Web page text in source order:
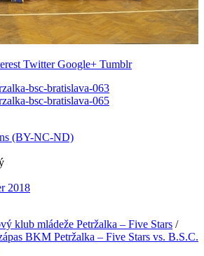
Twitter Google+ Tumblr
(BY-NC-ND)
2018
klub mládeže Petržalka – Five Stars /
BKM Petržalka – Five Stars vs. B.S.C.